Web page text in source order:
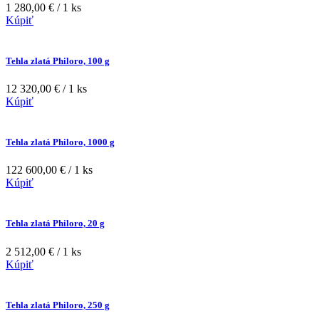
1 280,00 € / 1 ks
Kúpiť
Tehla zlatá Philoro, 100 g
12 320,00 € / 1 ks
Kúpiť
Tehla zlatá Philoro, 1000 g
122 600,00 € / 1 ks
Kúpiť
Tehla zlatá Philoro, 20 g
2 512,00 € / 1 ks
Kúpiť
Tehla zlatá Philoro, 250 g